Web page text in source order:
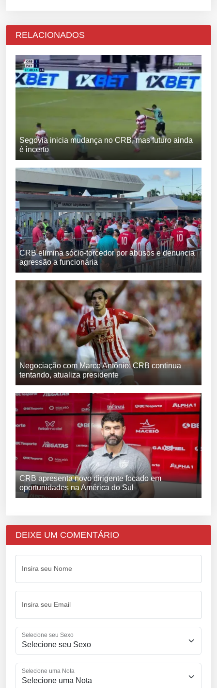
RELACIONADOS
Segovia inicia mudança no CRB, mas futuro ainda
é incerto
CRB elimina sócio-torcedor por abusos e denuncia
agressão a funcionária
Negociação com Marco Antônio: CRB continua
tentando, atualiza presidente
CRB apresenta novo dirigente focado em
oportunidades na América do Sul
DEIXE UM COMENTÁRIO
Insira seu Nome
Insira seu Email
Selecione seu Sexo
Selecione uma Nota